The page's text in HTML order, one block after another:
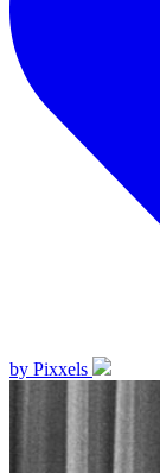
by Pixxels